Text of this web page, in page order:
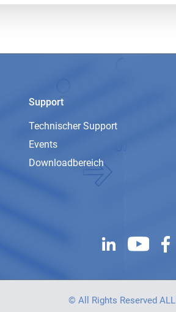
Support
Technischer Support
Events
Downloadbereich
© All Rights Reserved